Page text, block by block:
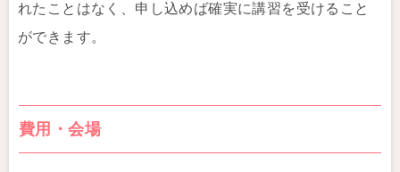
れたことはなく、申し込めば確実に講習を受けること
ができます。
費用・会場